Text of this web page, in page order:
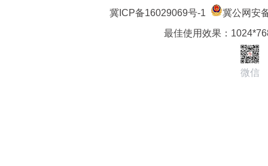
冀ICP备16029069号-1
冀公网安
最佳使用效果：
微信